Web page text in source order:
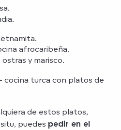
afrocaribeña.
ostras y marisco.
cocina turca con platos de
de estos platos,
puedes pedir en el